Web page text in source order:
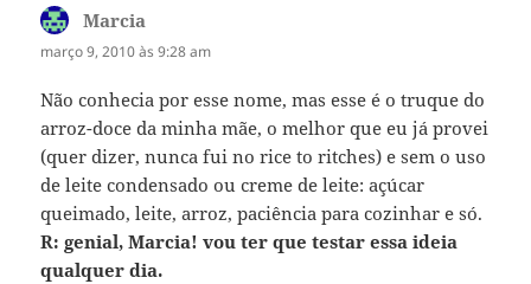
Marcia
março 9, 2010 às 9:28 am
Não conhecia por esse nome, mas esse é o truque do
arroz-doce da minha mãe, o melhor que eu já provei
(quer dizer, nunca fui no rice to ritches) e sem o uso
de leite condensado ou creme de leite: açúcar
queimado, leite, arroz, paciência para cozinhar e só.
R: genial, Marcia! vou ter que testar essa ideia
qualquer dia.